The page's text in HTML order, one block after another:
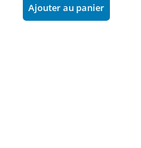
Ajouter au panier